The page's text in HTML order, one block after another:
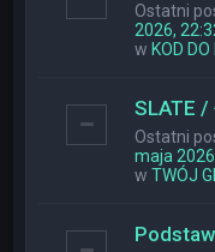
Ostatni
2026,
w KOD
SLATE /
Ostatni
maja
wTWÓJ